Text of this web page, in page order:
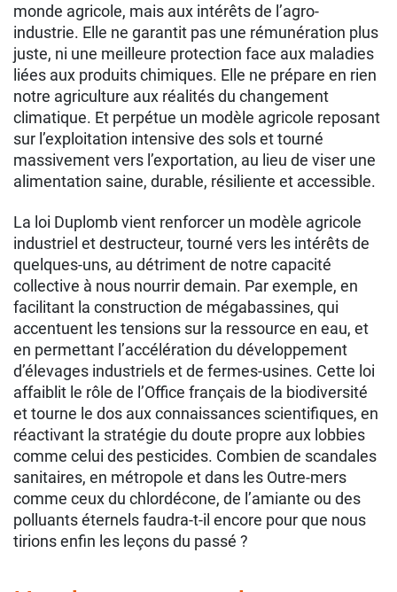
monde agricole, mais aux intérêts de l’agro-
industrie. Elle ne garantit pas une rémunération plus
juste, ni une meilleure protection face aux maladies
liées aux produits chimiques. Elle ne prépare en rien
notre agriculture aux réalités du changement
climatique. Et perpétue un modèle agricole reposant
sur l’exploitation intensive des sols et tourné
massivement vers l’exportation, au lieu de viser une
alimentation saine, durable, résiliente et accessible.
La loi Duplomb vient renforcer un modèle agricole
industriel et destructeur, tourné vers les intérêts de
quelques-uns, au détriment de notre capacité
collective à nous nourrir demain. Par exemple, en
facilitant la construction de mégabassines, qui
accentuent les tensions sur la ressource en eau, et
en permettant l’accélération du développement
d’élevages industriels et de fermes-usines. Cette loi
affaiblit le rôle de l’Office français de la biodiversité
et tourne le dos aux connaissances scientifiques, en
réactivant la stratégie du doute propre aux lobbies
comme celui des pesticides. Combien de scandales
sanitaires, en métropole et dans les Outre-mers
comme ceux du chlordécone, de l’amiante ou des
polluants éternels faudra-t-il encore pour que nous
tirions enfin les leçons du passé ?